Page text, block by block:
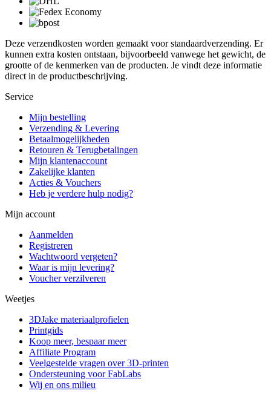
Deze verzendkosten worden gemaakt voor standaardverzending. Er
kunnen extra kosten ontstaan, bijvoorbeeld vanwege het gewicht, de
grootte of de kenmerken van de producten. Je vindt deze informatie
direct in de productbeschrijving.
Service
Mijn bestelling
Verzending & Levering
Betaalmogelijkheden
Retouren & Terugbetalingen
Mijn klantenaccount
Zakelijke klanten
Acties & Vouchers
Heb je verdere hulp nodig?
Mijn account
Aanmelden
Registreren
Wachtwoord vergeten?
Waar is mijn levering?
Voucher verzilveren
Weetjes
3DJake materiaalprofielen
Printgids
Koop meer, bespaar meer
Affiliate Program
Veelgestelde vragen over 3D-printen
Ondersteuning voor FabLabs
Wij en ons milieu